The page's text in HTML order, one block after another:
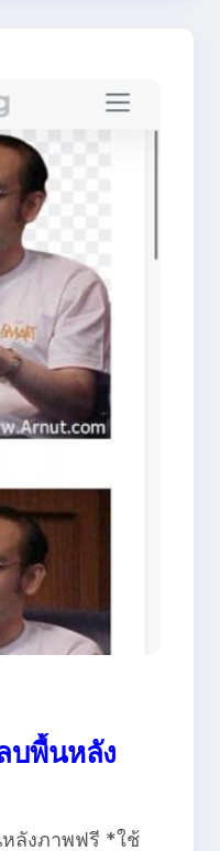
บพื้นหลัง
ลังภาพฟรี *ใช้